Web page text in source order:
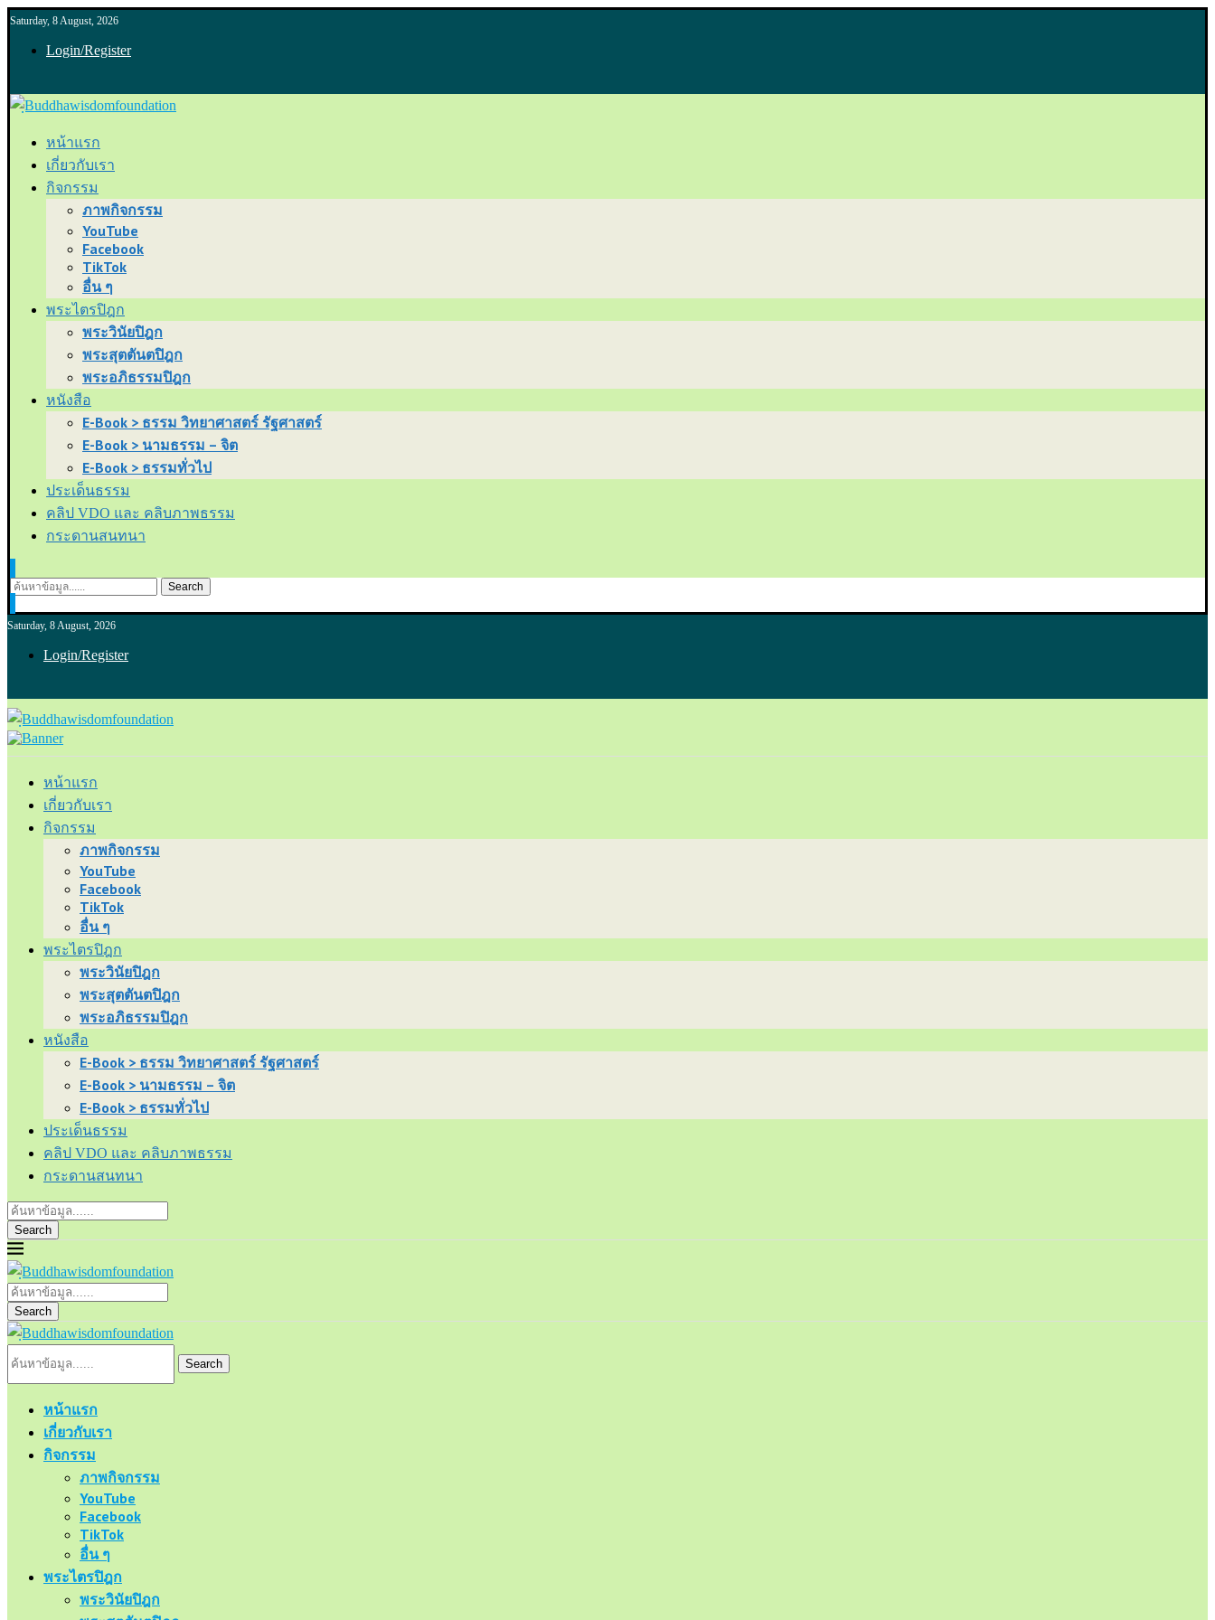
Saturday, 8 August, 2026
Login/Register
หน้าแรก
เกี่ยวกับเรา
กิจกรรม
ภาพกิจกรรม
YouTube
Facebook
TikTok
อื่น ๆ
พระไตรปิฎก
พระวินัยปิฎก
พระสุตตันตปิฎก
พระอภิธรรมปิฎก
หนังสือ
E-Book > ธรรม วิทยาศาสตร์ รัฐศาสตร์
E-Book > นามธรรม – จิต
E-Book > ธรรมทั่วไป
ประเด็นธรรม
คลิป VDO และ คลิบภาพธรรม
กระดานสนทนา
Search
Saturday, 8 August, 2026
Login/Register
หน้าแรก
เกี่ยวกับเรา
กิจกรรม
ภาพกิจกรรม
YouTube
Facebook
TikTok
อื่น ๆ
พระไตรปิฎก
พระวินัยปิฎก
พระสุตตันตปิฎก
พระอภิธรรมปิฎก
หนังสือ
E-Book > ธรรม วิทยาศาสตร์ รัฐศาสตร์
E-Book > นามธรรม – จิต
E-Book > ธรรมทั่วไป
ประเด็นธรรม
คลิป VDO และ คลิบภาพธรรม
กระดานสนทนา
Search
Search
Search
หน้าแรก
เกี่ยวกับเรา
กิจกรรม
ภาพกิจกรรม
YouTube
Facebook
TikTok
อื่น ๆ
พระไตรปิฎก
พระวินัยปิฎก